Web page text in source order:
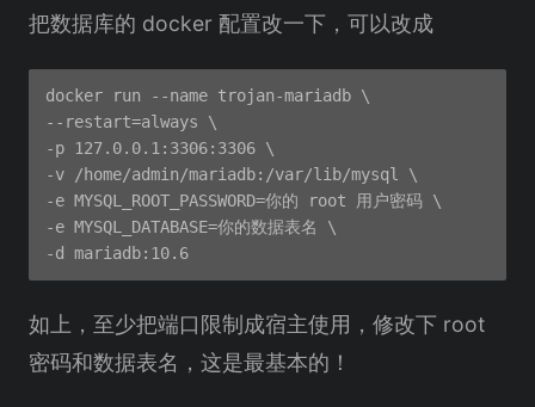
把数据库的 docker 配置改一下，可以改成
docker run --name trojan-mariadb \
--restart=always \
-p 127.0.0.1:3306:3306 \
-v /home/admin/mariadb:/var/lib/mysql \
-e MYSQL_ROOT_PASSWORD=你的 root 用户密码 \
-e MYSQL_DATABASE=你的数据表名 \
如上，至少把端口限制成宿主使用，修改下 root
密码和数据表名，这是最基本的！